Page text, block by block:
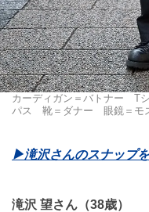
カーディガン＝バトナー T
パス 靴＝ダナー 眼鏡＝モ
▶︎滝沢さんのスナップ
滝沢 望さん（38歳）